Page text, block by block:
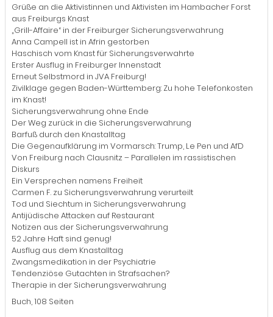
Grüße an die Aktivistinnen und Aktivisten im Hambacher Forst
aus Freiburgs Knast
„Grill-Affaire“ in der Freiburger Sicherungsverwahrung
Anna Campell ist in Afrin gestorben
Haschisch vom Knast für Sicherungsverwahrte
Erster Ausflug in Freiburger Innenstadt
Erneut Selbstmord in JVA Freiburg!
Zivilklage gegen Baden-Württemberg: Zu hohe Telefonkosten
im Knast!
Sicherungsverwahrung ohne Ende
Der Weg zurück in die Sicherungsverwahrung
Barfuß durch den Knastalltag
Die Gegenaufklärung im Vormarsch: Trump, Le Pen und AfD
Von Freiburg nach Clausnitz – Parallelen im rassistischen
Diskurs
Ein Versprechen namens Freiheit
Carmen F. zu Sicherungsverwahrung verurteilt
Tod und Siechtum in Sicherungsverwahrung
Antijüdische Attacken auf Restaurant
Notizen aus der Sicherungsverwahrung
52 Jahre Haft sind genug!
Ausflug aus dem Knastalltag
Zwangsmedikation in der Psychiatrie
Tendenziöse Gutachten in Strafsachen?
Therapie in der Sicherungsverwahrung
Buch, 108 Seiten